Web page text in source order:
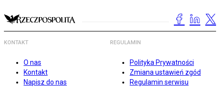
KONTAKT
O nas
Kontakt
Napisz do nas
REGULAMIN
Polityka Prywatności
Zmiana ustawień zgód
Regulamin serwisu